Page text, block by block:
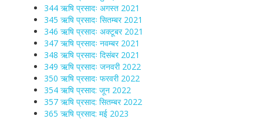
344 ऋषि प्रसादः अगस्त 2021
345 ऋषि प्रसादः सितम्बर 2021
346 ऋषि प्रसादः अक्टूबर 2021
347 ऋषि प्रसादः नवम्बर 2021
348 ऋषि प्रसादः दिसंबर 2021
349 ऋषि प्रसादः जनवरी 2022
350 ऋषि प्रसादः फरवरी 2022
354 ऋषि प्रसाद: जून 2022
357 ऋषि प्रसाद: सितम्बर 2022
365 ऋषि प्रसाद: मई 2023